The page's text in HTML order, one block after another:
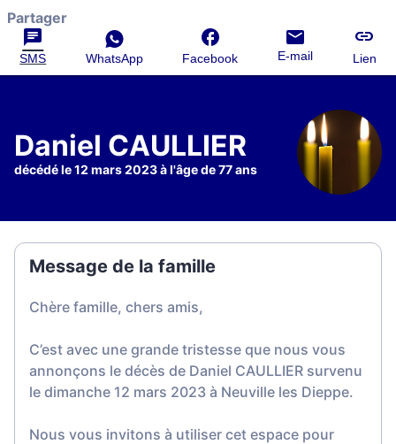
Partager
SMS WhatsApp Facebook E-mail Lien
Daniel CAULLIER
décédé le 12 mars 2023 à l'âge de 77 ans
Message de la famille
Chère famille, chers amis,
C’est avec une grande tristesse que nous vous
annonçons le décès de Daniel CAULLIER survenu
le dimanche 12 mars 2023 à Neuville les Dieppe.
Nous vous invitons à utiliser cet espace pour